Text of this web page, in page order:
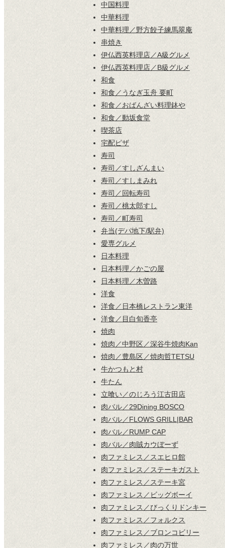
中国料理
中華料理
中華料理／野方餃子練馬翠庵
串焼き
伊仏西英料理店／A級グルメ
伊仏西英料理店／B級グルメ
和食
和食／うなぎ玉舟 要町
和食／おばんざい料理鉢や
和食／動坂食堂
喫茶店
宅配ピザ
寿司
寿司／すしざんまい
寿司／すしまみれ
寿司／回転寿司
寿司／桃太郎すし
寿司／町寿司
弁当(デパ地下/駅弁)
愛専グルメ
日本料理
日本料理／かごの屋
日本料理／木曽路
洋食
洋食／日本橋レストラン東洋
洋食／目白旬香亭
焼肉
焼肉／中野区／深谷牛焼肉Kan
焼肉／豊島区／焼肉哲TETSU
牛かつもと村
牛たん
立喰い／のじろう江古田店
肉バル／29Dining BOSCO
肉バル／FLOWS GRILL|BAR
肉バル／RUMP CAP
肉バル／肉賊カウぼーず
肉ファミレス／スエヒロ館
肉ファミレス／ステーキガスト
肉ファミレス／ステーキ宮
肉ファミレス／ビッグボーイ
肉ファミレス／びっくりドンキー
肉ファミレス／フォルクス
肉ファミレス／ブロンコビリー
肉ファミレス／肉の万世